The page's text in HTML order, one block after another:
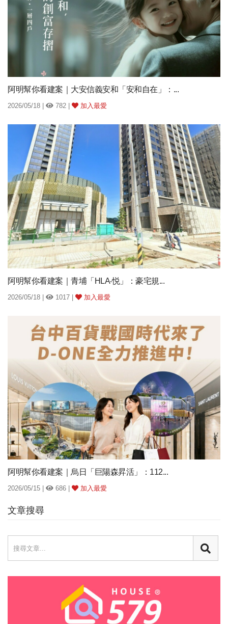
文章搜尋
阿明幫你看建案｜大安信義安和「安和自在」：...
2026/05/18 | 782 | 加入最愛
阿明幫你看建案｜青埔「HLA‧悦」：豪宅規...
2026/05/18 | 1017 | 加入最愛
阿明幫你看建案｜烏日「巨陽森昇活」：112...
2026/05/15 | 686 | 加入最愛